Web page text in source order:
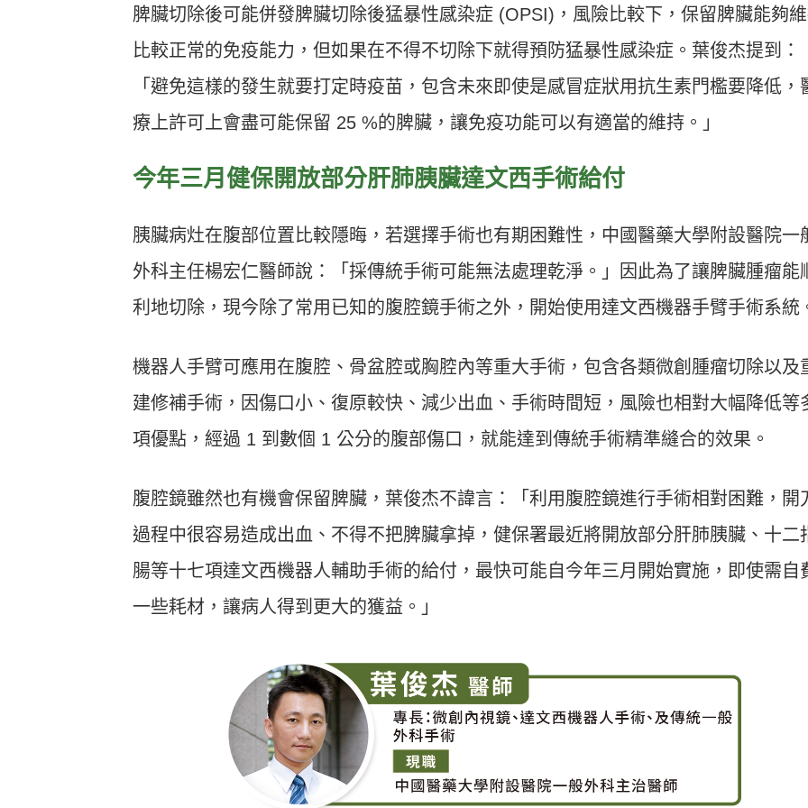
脾臟切除後可能併發脾臟切除後猛暴性感染症 (OPSI)，風險比較下，保留脾臟能夠
比較正常的免疫能力，但如果在不得不切除下就得預防猛暴性感染症。葉俊杰提到：
「避免這樣的發生就要打定時疫苗，包含未來即使是感冒症狀用抗生素門檻要降低，
療上許可上會盡可能保留 25 %的脾臟，讓免疫功能可以有適當的維持。」
今年三月健保開放部分肝肺胰臟達文西手術給付
胰臟病灶在腹部位置比較隱晦，若選擇手術也有期困難性，中國醫藥大學附設醫院一
外科主任楊宏仁醫師說：「採傳統手術可能無法處理乾淨。」因此為了讓脾臟腫瘤能
利地切除，現今除了常用已知的腹腔鏡手術之外，開始使用達文西機器手臂手術系統
機器人手臂可應用在腹腔、骨盆腔或胸腔內等重大手術，包含各類微創腫瘤切除以及
建修補手術，因傷口小、復原較快、減少出血、手術時間短，風險也相對大幅降低等
項優點，經過 1 到數個 1 公分的腹部傷口，就能達到傳統手術精準縫合的效果。
腹腔鏡雖然也有機會保留脾臟，葉俊杰不諱言：「利用腹腔鏡進行手術相對困難，開
過程中很容易造成出血、不得不把脾臟拿掉，健保署最近將開放部分肝肺胰臟、十二
腸等十七項達文西機器人輔助手術的給付，最快可能自今年三月開始實施，即使需自
一些耗材，讓病人得到更大的獲益。」